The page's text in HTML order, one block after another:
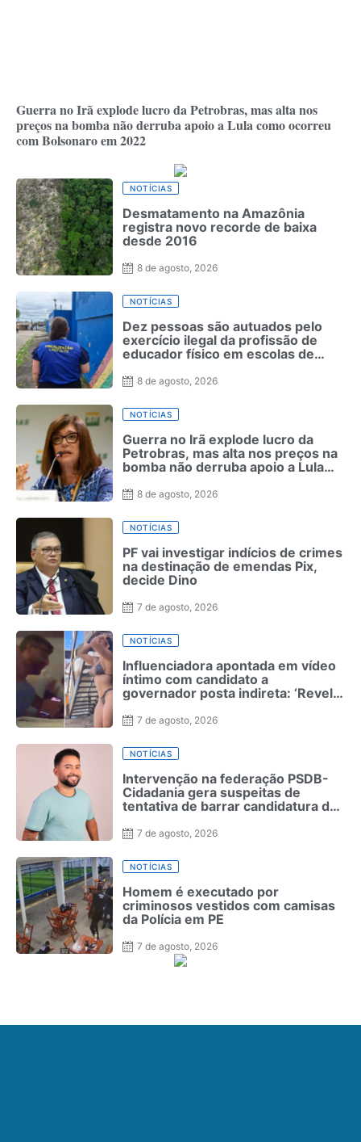
Guerra no Irã explode lucro da Petrobras, mas alta nos
preços na bomba não derruba apoio a Lula como ocorreu
com Bolsonaro em 2022
NOTÍCIAS
Desmatamento na Amazônia
registra novo recorde de baixa
desde 2016
8 de agosto, 2026
NOTÍCIAS
Dez pessoas são autuados pelo
exercício ilegal da profissão de
educador físico em escolas de
8 de agosto, 2026
NOTÍCIAS
Guerra no Irã explode lucro da
Petrobras, mas alta nos preços na
bomba não derruba apoio a Lula
2022
8 de agosto, 2026
NOTÍCIAS
PF vai investigar indícios de crimes
na destinação de emendas Pix,
decide Dino
7 de agosto, 2026
NOTÍCIAS
Influenciadora apontada em vídeo
íntimo com candidato a
governador posta indireta: ‘Revela
7 de agosto, 2026
NOTÍCIAS
Intervenção na federação PSDB-
Cidadania gera suspeitas de
tentativa de barrar candidatura de
7 de agosto, 2026
NOTÍCIAS
Homem é executado por
criminosos vestidos com camisas
da Polícia em PE
7 de agosto, 2026